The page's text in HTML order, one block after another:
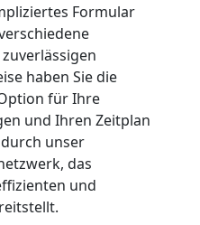
Formular
haben Sie die
für Ihre
und Ihren Zeitplan
unser
das
und